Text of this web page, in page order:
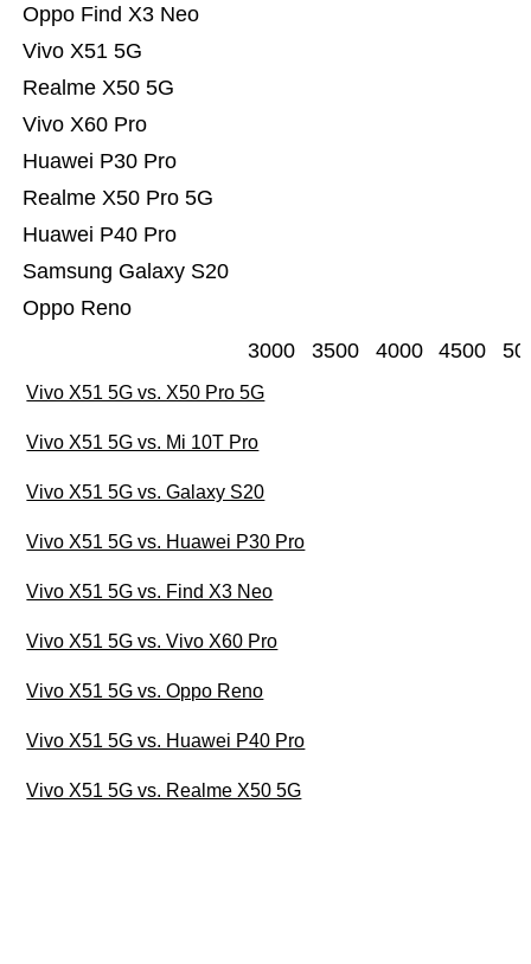
Oppo Reno
Samsung Galaxy S20
Huawei P40 Pro
Realme X50 Pro 5G
Huawei P30 Pro
Vivo X60 Pro
Realme X50 5G
Vivo X51 5G
Oppo Find X3 Neo
3000 3500 4000 4500
Vivo X51 5G vs. X50 Pro 5G
Vivo X51 5G vs. Mi 10T Pro
Vivo X51 5G vs. Galaxy S20
Vivo X51 5G vs. Huawei P30 Pro
Vivo X51 5G vs. Find X3 Neo
Vivo X51 5G vs. Vivo X60 Pro
Vivo X51 5G vs. Oppo Reno
Vivo X51 5G vs. Huawei P40 Pro
Vivo X51 5G vs. Realme X50 5G